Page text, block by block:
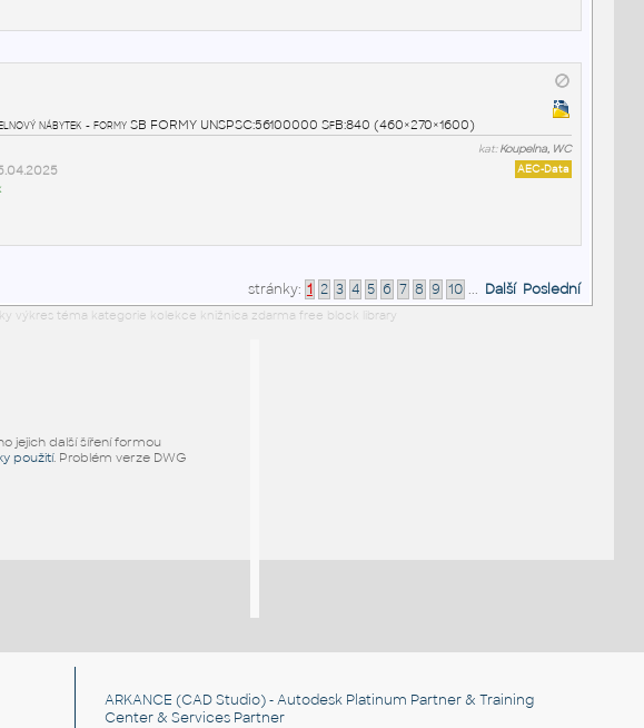
nábytek - formy SB FORMY UNSPSC:56100000 SfB:840 (460×270×1600)
kat:Koupelna, WC
AEC-Data
stránky: 1 2 3 4 5 6 7 8 9 10 ... Další Poslední
výkres téma kategorie kolekce knižnica zdarma free block library
jejich další šíření formou
použití. Problém verze DWG
ARKANCE (CAD Studio) - Autodesk Platinum Partner & Training
Center & Services Partner